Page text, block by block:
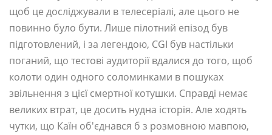
щоб це досліджували в телесеріалі, але цього не
повинно було бути. Лише пілотний епізод був
підготовлений, і за легендою, CGI був настільки
поганий, що тестові аудиторії вдалися до того, щоб
колоти один одного соломинками в пошуках
звільнення з цієї смертної котушки. Справді немає
великих втрат, це досить нудна історія. Але ходять
чутки, що Каїн об'єднався б з розмовною мавпою,